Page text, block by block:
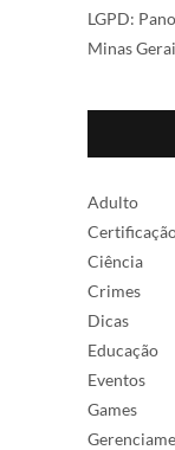
LGPD:
Minas
Adulto
Ciência
Crimes
Dicas
Educação
Eventos
Games